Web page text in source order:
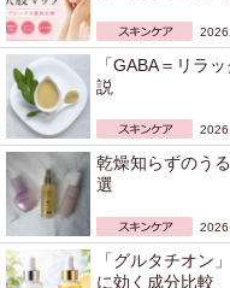
「GABA＝リラ
説
乾燥知らずのう
選
「グルタチオン
に効く成分比較